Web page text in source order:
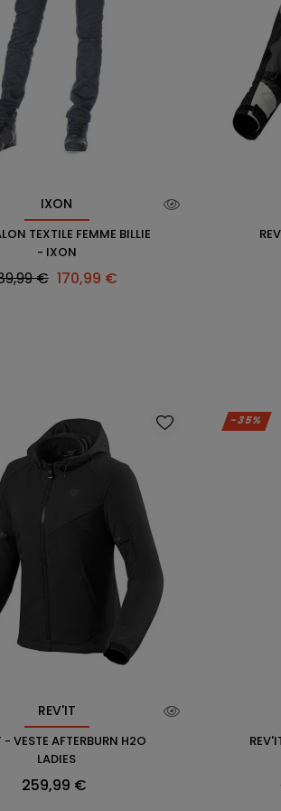
IXON
TEXTILE FEMME BILLIE
- IXON
€ Prix
170,99 €
REV'IT
- VESTE AFTERBURN H2O
LADIES
Prix
259,99 €
-35%